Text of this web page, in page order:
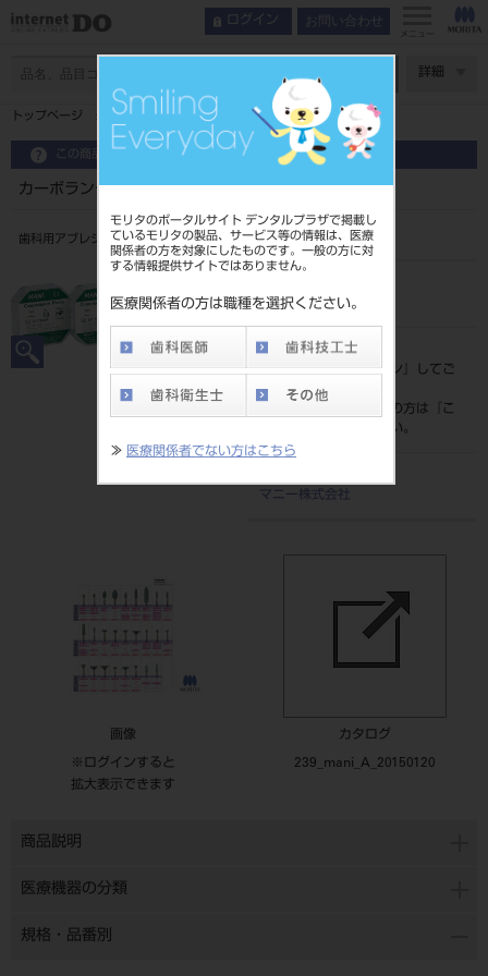
モリタのポータルサイト デンタルプラザで掲載し
ているモリタの製品、サービス等の情報は、医療
関係者の方を対象にしたものです。一般の方に対
する情報提供サイトではありません。
医療関係者の方は職種を選択ください。
≫ 医療関係者でない方はこちら
ログイン お問い合わせ
メニュー
詳細
トップページ カーボランダムポイント ＨＰ １２入
この商品に関するお問い合わせ
カーボランダムポイント ＨＰ １２入
歯科用アブレシブポイント
202490300
標準価格
ログイン
』してご
覧ください。
ネット会員登録がまだの方は『
こ
』より登録ください。
マニー株式会社
画像
※ログインすると
拡大表示できます
カタログ
239_mani_A_20150120
商品説明
医療機器の分類
規格・品番別